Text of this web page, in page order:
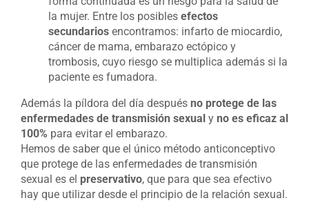
la mujer. Entre los posibles efectos
secundarios encontramos: infarto de miocardio,
cáncer de mama, embarazo ectópico y
trombosis, cuyo riesgo se multiplica además si la
paciente es fumadora.
Además la píldora del día después no protege de las
enfermedades de transmisión sexual y no es eficaz al
100% para evitar el embarazo.
Hemos de saber que el único método anticonceptivo
que protege de las enfermedades de transmisión
sexual es el preservativo, que para que sea efectivo
hay que utilizar desde el principio de la relación sexual.